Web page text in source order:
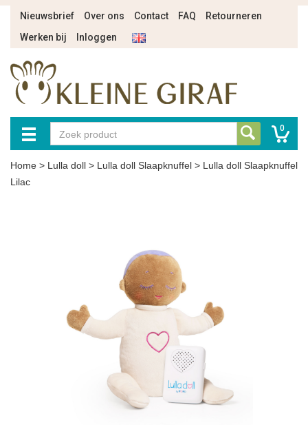
Nieuwsbrief Over ons Contact FAQ
Retourneren
Werken bij
Inloggen
0
Home > Lulla doll > Lulla doll Slaapknuffel > Lulla doll Slaapknuffel
Lilac